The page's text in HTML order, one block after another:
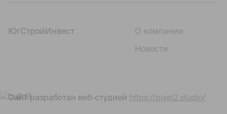
ЮгСтройИнвест
О компании
Новости
Сайт разработан веб-студией https://pixel2.studio/